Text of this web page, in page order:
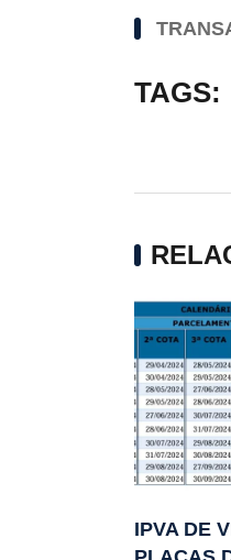
TAGS:
IPVA DE